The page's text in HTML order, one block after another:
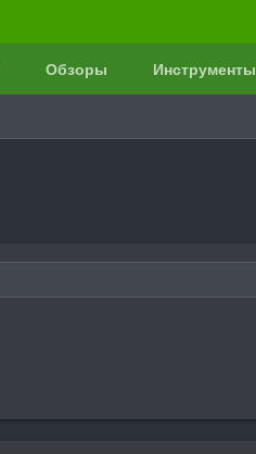
Обзоры Инструменты